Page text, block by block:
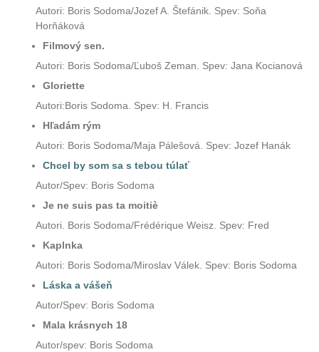
Autori: Boris Sodoma/Jozef A. Štefánik. Spev: Soňa
Horňáková
Filmový sen.
Autori: Boris Sodoma/Ľuboš Zeman. Spev: Jana Kocianová
Gloriette
Autori:Boris Sodoma. Spev: H. Francis
Hľadám rým
Autori: Boris Sodoma/Maja Pálešová. Spev: Jozef Hanák
Chcel by som sa s tebou túlať
Autor/Spev: Boris Sodoma
Je ne suis pas ta moitiè
Autori. Boris Sodoma/Frédérique Weisz. Spev: Fred
Kaplnka
Autori: Boris Sodoma/Miroslav Válek. Spev: Boris Sodoma
Láska a vášeň
Autor/Spev: Boris Sodoma
Mala krásnych 18
Autor/spev: Boris Sodoma